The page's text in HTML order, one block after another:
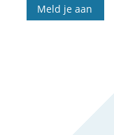
Meld je aan